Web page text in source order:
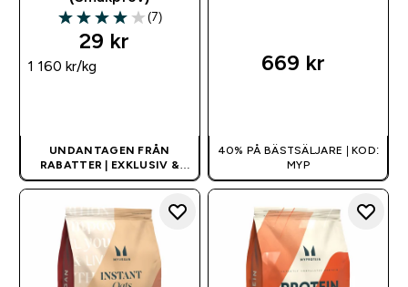
4 out of 5 stars
(7)
29 kr‎
1 160 kr‎/kg
UNDANTAGEN FRÅN
RABATTER | EXKLUSIV &
BEGRÄNSAD
669 kr‎
40% PÅ BÄSTSÄLJARE | KOD:
MYP